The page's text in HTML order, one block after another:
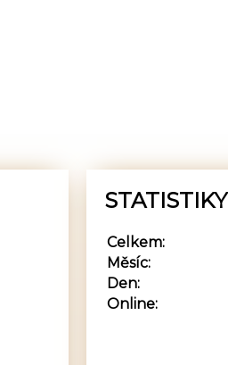
STATISTIKY
Online:
Celkem:
Měsíc:
Den: